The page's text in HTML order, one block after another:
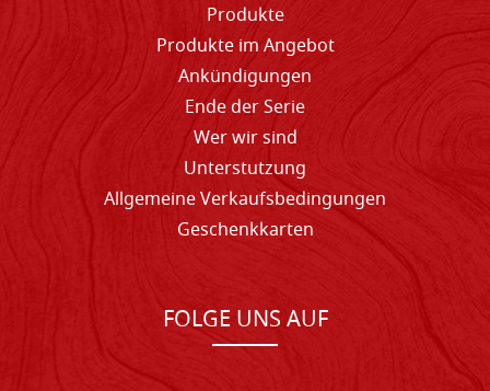
Produkte
Produkte im Angebot
Ankündigungen
Ende der Serie
Wer wir sind
Unterstutzung
Allgemeine Verkaufsbedingungen
Geschenkkarten
FOLGE UNS AUF